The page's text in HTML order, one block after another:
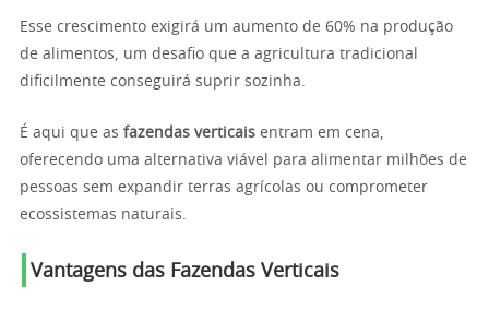
Esse crescimento exigirá um aumento de 60% na produção
de alimentos, um desafio que a agricultura tradicional
dificilmente conseguirá suprir sozinha.
É aqui que as fazendas verticais entram em cena,
oferecendo uma alternativa viável para alimentar milhões de
pessoas sem expandir terras agrícolas ou comprometer
ecossistemas naturais.
Vantagens das Fazendas Verticais